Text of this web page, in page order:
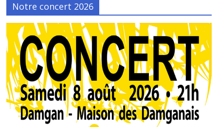
Notre concert 2026